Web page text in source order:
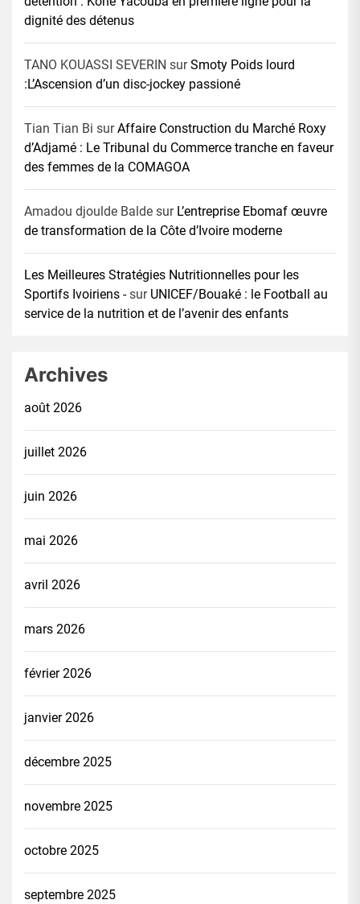
dignité des détenus
TANO KOUASSI SEVERIN surSmoty Poids lourd
:L’Ascension d’un disc-jockey passioné
Tian Tian Bi surAffaire Construction du Marché Roxy
d’Adjamé : Le Tribunal du Commerce tranche en faveur
des femmes de la COMAGOA
Amadou djoulde Balde sur L’entreprise Ebomaf œuvre
de transformation de la Côte d’Ivoire moderne
Les Meilleures Stratégies Nutritionnelles pour les
Sportifs Ivoiriens -sur UNICEF/Bouaké : le Football au
service de la nutrition et de l’avenir des enfants
Archives
août 2026
juillet 2026
juin 2026
mai 2026
avril 2026
mars 2026
février 2026
janvier 2026
décembre 2025
novembre 2025
octobre 2025
septembre 2025